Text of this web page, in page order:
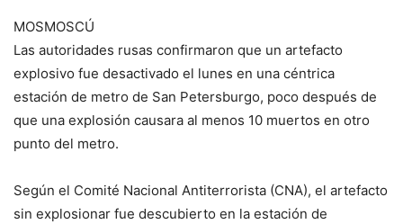
MOSMOSCÚ
Las autoridades rusas confirmaron que un artefacto
explosivo fue desactivado el lunes en una céntrica
estación de metro de San Petersburgo, poco después de
que una explosión causara al menos 10 muertos en otro
punto del metro.
Según el Comité Nacional Antiterrorista (CNA), el artefacto
sin explosionar fue descubierto en la estación de